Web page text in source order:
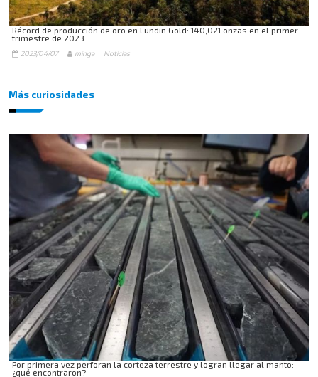
Récord de producción de oro en Lundin Gold: 140,021 onzas en el primer
trimestre de 2023
2023/04/07 minga Noticias
Más curiosidades
Por primera vez perforan la corteza terrestre y logran llegar al manto:
¿qué encontraron?